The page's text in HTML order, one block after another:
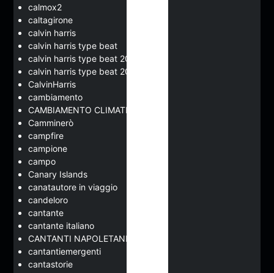
calmox2
caltagirone
calvin harris
calvin harris type beat
calvin harris type beat 2020
calvin harris type beat 2022
CalvinHarris
cambiamento
CAMBIAMENTO CLIMATICO
Camminerò
campfire
campione
campo
Canary Islands
canatautore in viaggio
candeloro
cantante
cantante italiano
CANTANTI NAPOLETANI
cantantiemergenti
cantastorie